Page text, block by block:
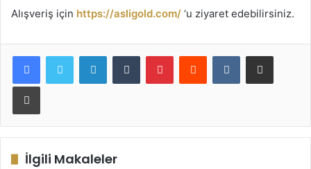
Alışveriş için https://asligold.com/ ‘u ziyaret edebilirsiniz.
LinkedInTumblr PinterestReddit VKontakteE-Posta ile paylaş
Yazdır
İlgili Makaleler